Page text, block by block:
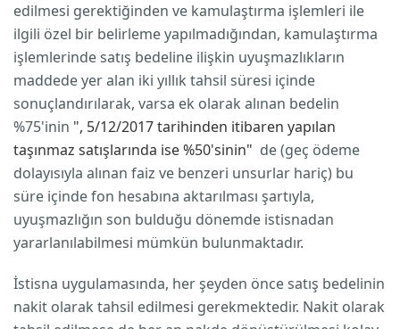
edilmesi gerektiğinden ve kamulaştırma işlemleri ile
ilgili özel bir belirleme yapılmadığından, kamulaştırma
işlemlerinde satış bedeline ilişkin uyuşmazlıkların
maddede yer alan iki yıllık tahsil süresi içinde
sonuçlandırılarak, varsa ek olarak alınan bedelin
%75'inin ", 5/12/2017 tarihinden itibaren yapılan
taşınmaz satışlarında ise %50'sinin" de (geç ödeme
dolayısıyla alınan faiz ve benzeri unsurlar hariç) bu
süre içinde fon hesabına aktarılması şartıyla,
uyuşmazlığın son bulduğu dönemde istisnadan
yararlanılabilmesi mümkün bulunmaktadır.
İstisna uygulamasında, her şeyden önce satış bedelinin
nakit olarak tahsil edilmesi gerekmektedir. Nakit olarak